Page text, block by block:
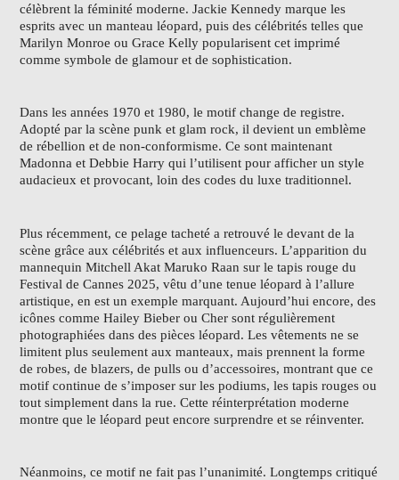
célèbrent la féminité moderne. Jackie Kennedy marque les
esprits avec un manteau léopard, puis des célébrités telles que
Marilyn Monroe ou Grace Kelly popularisent cet imprimé
comme symbole de glamour et de sophistication.
Dans les années 1970 et 1980, le motif change de registre.
Adopté par la scène punk et glam rock, il devient un emblème
de rébellion et de non-conformisme. Ce sont maintenant
Madonna et Debbie Harry qui l’utilisent pour afficher un style
audacieux et provocant, loin des codes du luxe traditionnel.
Plus récemment, ce pelage tacheté a retrouvé le devant de la
scène grâce aux célébrités et aux influenceurs. L’apparition du
mannequin Mitchell Akat Maruko Raan sur le tapis rouge du
Festival de Cannes 2025, vêtu d’une tenue léopard à l’allure
artistique, en est un exemple marquant. Aujourd’hui encore, des
icônes comme Hailey Bieber ou Cher sont régulièrement
photographiées dans des pièces léopard. Les vêtements ne se
limitent plus seulement aux manteaux, mais prennent la forme
de robes, de blazers, de pulls ou d’accessoires, montrant que ce
motif continue de s’imposer sur les podiums, les tapis rouges ou
tout simplement dans la rue. Cette réinterprétation moderne
montre que le léopard peut encore surprendre et se réinventer.
Néanmoins, ce motif ne fait pas l’unanimité. Longtemps critiqué